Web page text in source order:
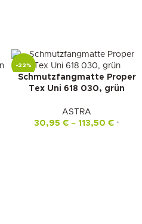
-22%
Schmutzfangmatte Proper
Tex Uni 618 030, grün
ASTRA
30,95 € – 113,50 € *